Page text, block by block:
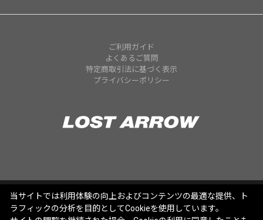
ご利用ガイド
よくあるご質問
特定商取引法に基づく表示
プライバシーポリシー
当サイトでは利用体験の向上およびコンテンツの最適な提供、ト
ラフィックの分析を目的としてCookieを使用しています。